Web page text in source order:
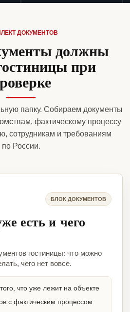
ДОКУМЕНТОВ
должны
при
папку. Собираем документы
фактическому процессу
сотрудникам и требованиям
по России.
БЛОК ДОКУМЕНТОВ
есть и чего
гостиницы: что можно
чего нет вовсе.
что уже лежит на объекте
с фактическим процессом